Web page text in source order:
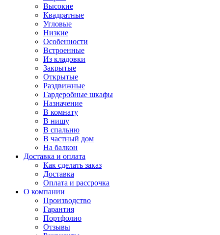
Высокие
Квадратные
Угловые
Низкие
Особенности
Встроенные
Из кладовки
Закрытые
Открытые
Раздвижные
Гардеробные шкафы
Назначение
В комнату
В нишу
В спальню
В частный дом
На балкон
Доставка и оплата
Как сделать заказ
Доставка
Оплата и рассрочка
О компании
Производство
Гарантия
Портфолио
Отзывы